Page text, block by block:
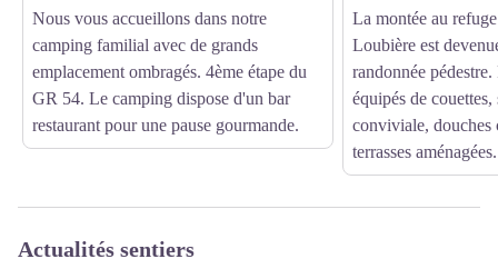
Nous vous accueillons dans notre
camping familial avec de grands
emplacement ombragés. 4ème étape du
GR 54. Le camping dispose d'un bar
restaurant pour une pause gourmande.
La montée au
Loubière est
randonnée
équipés de
conviviale, douches
terrasses aménagées.
Actualités sentiers